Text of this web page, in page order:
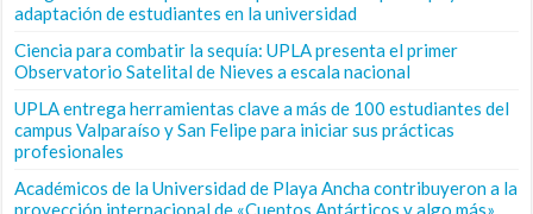
adaptación de estudiantes en la universidad
Ciencia para combatir la sequía: UPLA presenta el primer
Observatorio Satelital de Nieves a escala nacional
UPLA entrega herramientas clave a más de 100 estudiantes del
campus Valparaíso y San Felipe para iniciar sus prácticas
profesionales
Académicos de la Universidad de Playa Ancha contribuyeron a la
proyección internacional de «Cuentos Antárticos y algo más»